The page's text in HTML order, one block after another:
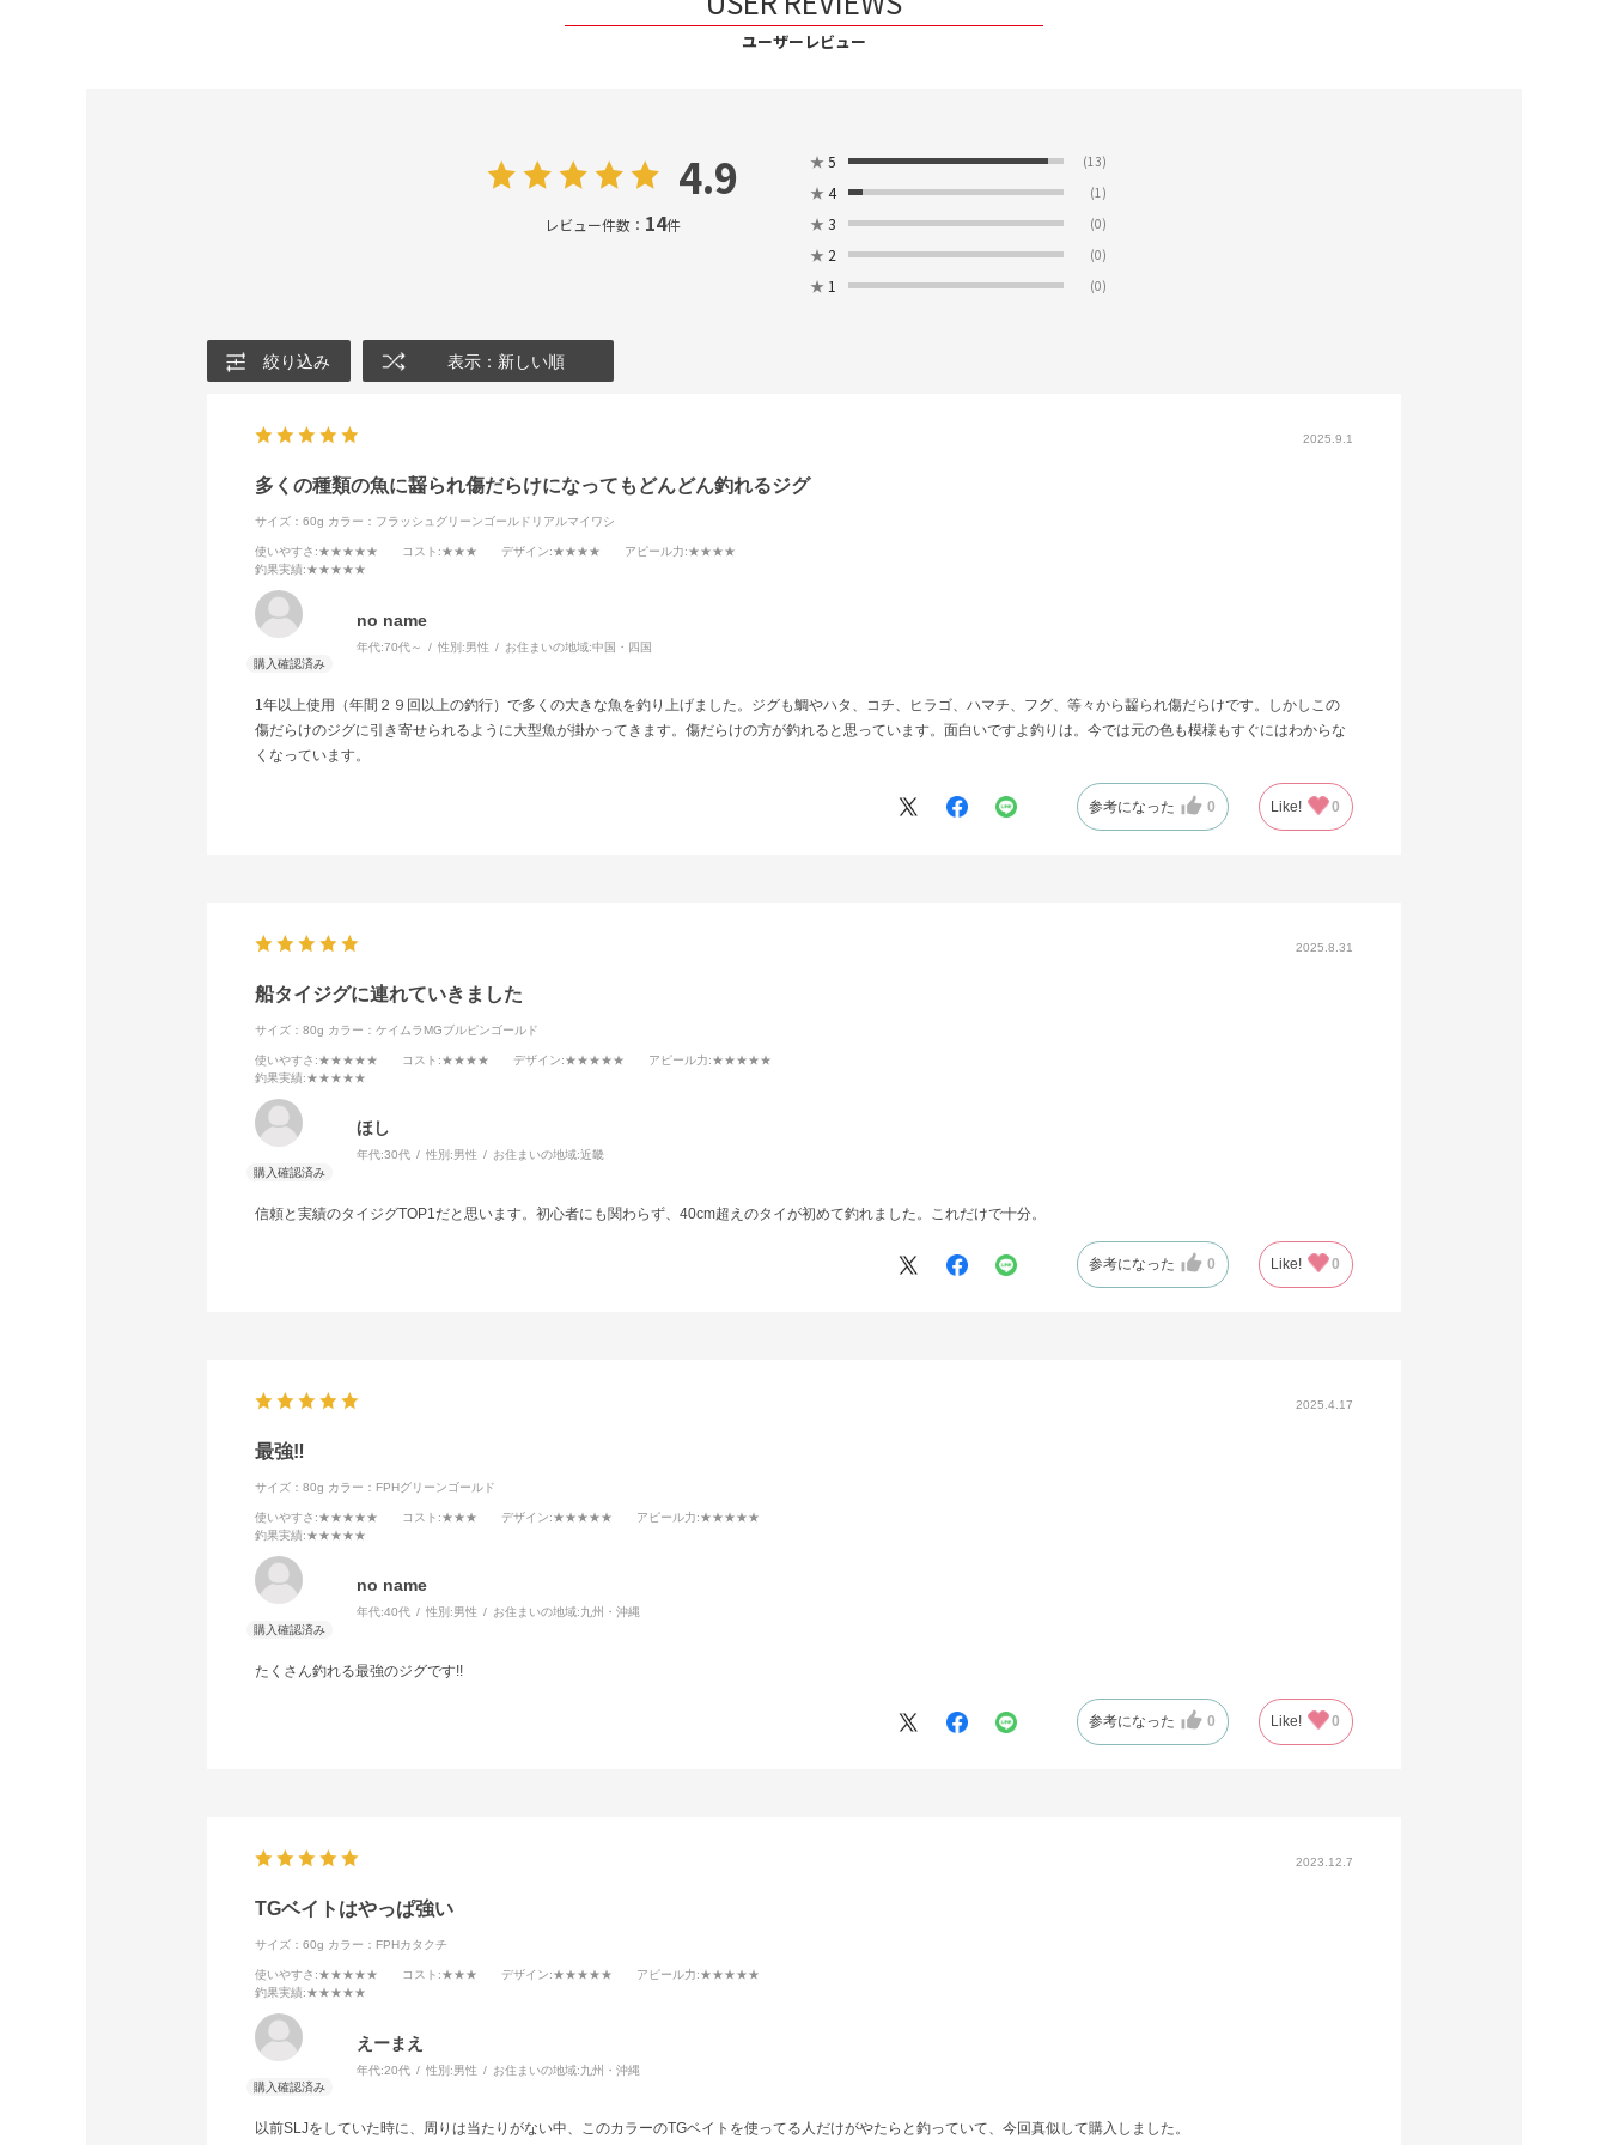
ユーザーレビュー
4.9
レビュー件数： 14件
★ 5 (13)
★ 4 (1)
★ 3 (0)
★ 2 (0)
★ 1 (0)
絞り込み 表示：新しい順
2025.9.1
多くの種類の魚に齧られ傷だらけになってもどんどん釣れるジグ
サイズ：60g カラー：フラッシュグリーンゴールドリアルマイワシ
使いやすさ :★★★★★ コスト :★★★ デザイン:★★★★ アピール力:★★★★
釣果実績:★★★★★
no name
年代:70代～ 性別:男性 お住まいの地域:中国・四国
1年以上使用（年間２９回以上の釣行）で多くの大きな魚を釣り上げました。ジグも鯛やハタ、コチ、ヒラゴ、ハマチ、フグ、等々から齧られ傷だらけです。しかしこの
傷だらけのジグに引き寄せられるように大型魚が掛かってきます。傷だらけの方が釣れると思っています。面白いですよ釣りは。今では元の色も模様もすぐにはわからな
くなっています。
参考になった 0 Like! 0
2025.8.31
船タイジグに連れていきました
サイズ：80g カラー：ケイムラMGブルピンゴールド
使いやすさ :★★★★★ コスト :★★★★ デザイン:★★★★★ アピール力:★★★★★
釣果実績:★★★★★
ほし
年代:30代 性別:男性 お住まいの地域:近畿
信頼と実績のタイジグTOP1だと思います。初心者にも関わらず、40cm超えのタイが初めて釣れました。これだけで十分。
参考になった 0 Like! 0
2025.4.17
最強‼
サイズ：80g カラー：FPHグリーンゴールド
使いやすさ :★★★★★ コスト :★★★ デザイン:★★★★★ アピール力:★★★★★
釣果実績:★★★★★
no name
年代:40代 性別:男性 お住まいの地域:九州・沖縄
たくさん釣れる最強のジグです!!
参考になった 0 Like! 0
2023.12.7
TGベイトはやっぱ強い
サイズ：60g カラー：FPHカタクチ
使いやすさ :★★★★★ コスト :★★★ デザイン:★★★★★ アピール力:★★★★★
釣果実績:★★★★★
えーまえ
年代:20代 性別:男性 お住まいの地域:九州・沖縄
以前SLJをしていた時に、周りは当たりがない中、このカラーのTGベイトを使ってる人だけがやたらと釣っていて、今回真似して購入しました。